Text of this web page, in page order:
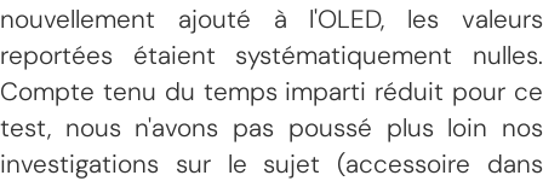
nouvellement ajouté à l'OLED, les valeurs
reportées étaient systématiquement nulles.
Compte tenu du temps imparti réduit pour ce
test, nous n'avons pas poussé plus loin nos
investigations sur le sujet (accessoire dans